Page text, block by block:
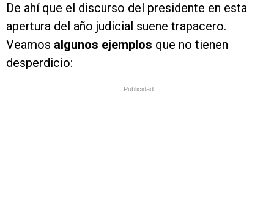
De ahí que el discurso del presidente en esta
apertura del año judicial suene trapacero.
Veamos algunos ejemplos que no tienen
desperdicio:
Publicidad